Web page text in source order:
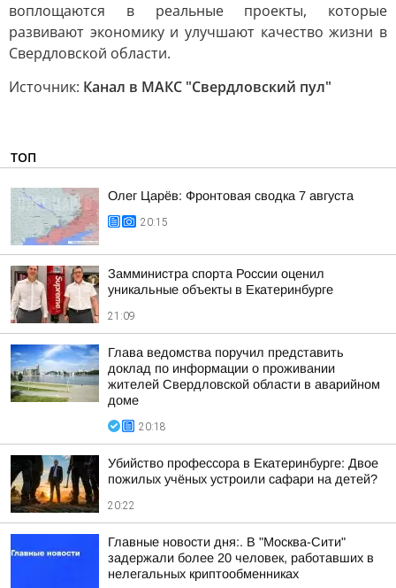
воплощаются в реальные проекты, которые
развивают экономику и улучшают качество жизни в
Свердловской области.
Источник: Канал в МАКС "Свердловский пул"
ТОП
Олег Царёв: Фронтовая сводка 7 августа
20:15
Замминистра спорта России оценил
уникальные объекты в Екатеринбурге
21:09
Глава ведомства поручил представить
доклад по информации о проживании
жителей Свердловской области в аварийном
доме
20:18
Убийство профессора в Екатеринбурге: Двое
пожилых учёных устроили сафари на детей?
20:22
Главные новости дня:. В "Москва-Сити"
задержали более 20 человек, работавших в
нелегальных криптообменниках